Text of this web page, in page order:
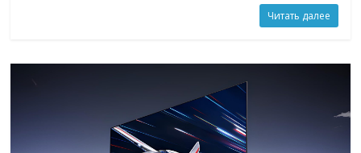
Читать далее